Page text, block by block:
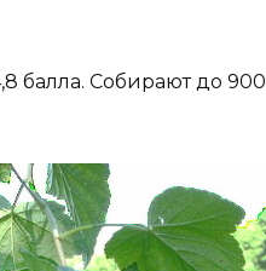
балла. Собирают до 900